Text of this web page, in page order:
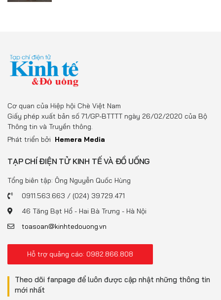
Cơ quan của Hiệp hội Chè Việt Nam
Giấy phép xuất bản số 71/GP-BTTTT ngày 26/02/2020 của Bộ
Thông tin và Truyền thông.
Phát triển bởi Hemera Media
TẠP CHÍ ĐIỆN TỬ KINH TẾ VÀ ĐỒ UỐNG
Tổng biên tập: Ông Nguyễn Quốc Hùng
0911.563.663 / (024) 39.729.471
46 Tăng Bạt Hổ - Hai Bà Trưng - Hà Nội
toasoan@kinhtedouong.vn
Hỗ trợ quảng cáo: 0982.866.808
Theo dõi fanpage để luôn được cập nhật những thông tin
mới nhất